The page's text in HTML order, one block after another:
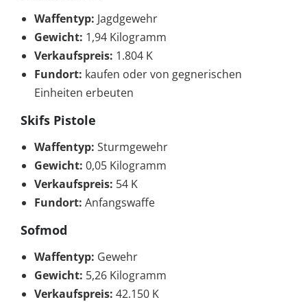
Waffentyp: Jagdgewehr
Gewicht: 1,94 Kilogramm
Verkaufspreis: 1.804 K
Fundort: kaufen oder von gegnerischen
Einheiten erbeuten
Skifs Pistole
Waffentyp: Sturmgewehr
Gewicht: 0,05 Kilogramm
Verkaufspreis: 54 K
Fundort: Anfangswaffe
Sofmod
Waffentyp: Gewehr
Gewicht: 5,26 Kilogramm
Verkaufspreis: 42.150 K